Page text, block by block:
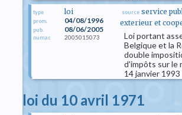
type loi
prom. 04/08/1996
pub. 08/06/2005
numac 2005015073
source service
exterieur et
Loi portant
Belgique et la
double
d'impôts sur le
14 janvier 1993
loi du 10 avril 1971